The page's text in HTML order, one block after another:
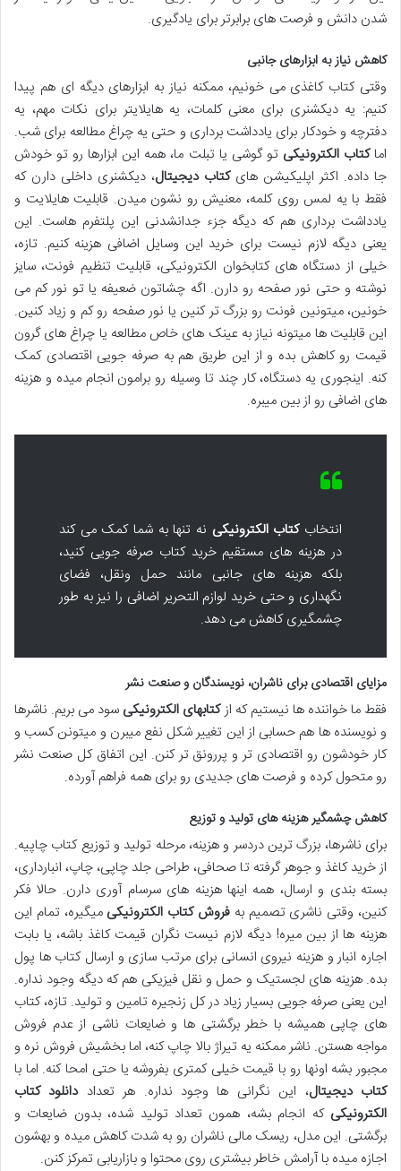
شدن دانش و فرصت های برابرتر برای یادگیری.
کاهش نیاز به ابزارهای جانبی
وقتی کتاب کاغذی می خونیم، ممکنه نیاز به ابزارهای دیگه ای هم پیدا
کنیم: یه دیکشنری برای معنی کلمات، یه هایلایتر برای نکات مهم، یه
دفترچه و خودکار برای یادداشت برداری و حتی یه چراغ مطالعه برای شب.
اماکتاب الکترونیکی تو گوشی یا تبلت ما، همه این ابزارها رو تو خودش
جا داده. اکثر اپلیکیشن هایکتاب دیجیتال، دیکشنری داخلی دارن که
فقط با یه لمس روی کلمه، معنیش رو نشون میدن. قابلیت هایلایت و
یادداشت برداری هم که دیگه جزء جدانشدنی این پلتفرم هاست. این
یعنی دیگه لازم نیست برای خرید این وسایل اضافی هزینه کنیم. تازه،
خیلی از دستگاه های کتابخوان الکترونیکی، قابلیت تنظیم فونت، سایز
نوشته و حتی نور صفحه رو دارن. اگه چشاتون ضعیفه یا تو نور کم می
خونین، میتونین فونت رو بزرگ تر کنین یا نور صفحه رو کم و زیاد کنین.
این قابلیت ها میتونه نیاز به عینک های خاص مطالعه یا چراغ های گرون
قیمت رو کاهش بده و از این طریق هم به صرفه جویی اقتصادی کمک
کنه. اینجوری یه دستگاه، کار چند تا وسیله رو برامون انجام میده و هزینه
های اضافی رو از بین میبره.
انتخابکتاب الکترونیکی نه تنها به شما کمک می کند
در هزینه های مستقیم خرید کتاب صرفه جویی کنید،
بلکه هزینه های جانبی مانند حمل ونقل، فضای
نگهداری و حتی خرید لوازم التحریر اضافی را نیز به طور
چشمگیری کاهش می دهد.
مزایای اقتصادی برای ناشران، نویسندگان و صنعت نشر
فقط ما خواننده ها نیستیم که ازکتابهای الکترونیکی سود می بریم. ناشرها
و نویسنده ها هم حسابی از این تغییر شکل نفع میبرن و میتونن کسب و
کار خودشون رو اقتصادی تر و پررونق تر کنن. این اتفاق کل صنعت نشر
رو متحول کرده و فرصت های جدیدی رو برای همه فراهم آورده.
کاهش چشمگیر هزینه های تولید و توزیع
برای ناشرها، بزرگ ترین دردسر و هزینه، مرحله تولید و توزیع کتاب چاپیه.
از خرید کاغذ و جوهر گرفته تا صحافی، طراحی جلد چاپی، چاپ، انبارداری،
بسته بندی و ارسال، همه اینها هزینه های سرسام آوری دارن. حالا فکر
کنین، وقتی ناشری تصمیم به فروش کتاب الکترونیکی میگیره، تمام این
هزینه ها از بین میره! دیگه لازم نیست نگران قیمت کاغذ باشه، یا بابت
اجاره انبار و هزینه نیروی انسانی برای مرتب سازی و ارسال کتاب ها پول
بده. هزینه های لجستیک و حمل و نقل فیزیکی هم که دیگه وجود نداره.
این یعنی صرفه جویی بسیار زیاد در کل زنجیره تامین و تولید. تازه، کتاب
های چاپی همیشه با خطر برگشتی ها و ضایعات ناشی از عدم فروش
مواجه هستن. ناشر ممکنه یه تیراژ بالا چاپ کنه، اما بخشیش فروش نره و
مجبور بشه اونها رو با قیمت خیلی کمتری بفروشه یا حتی امحا کنه. اما با
کتاب دیجیتال، این نگرانی ها وجود نداره. هر تعداددانلود کتاب
الکترونیکی که انجام بشه، همون تعداد تولید شده، بدون ضایعات و
برگشتی. این مدل، ریسک مالی ناشران رو به شدت کاهش میده و بهشون
اجازه میده با آرامش خاطر بیشتری روی محتوا و بازاریابی تمرکز کنن.